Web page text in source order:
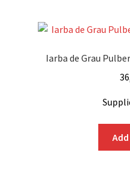
Iarba de Grau